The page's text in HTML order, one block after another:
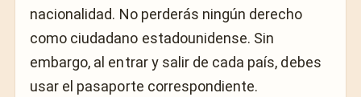
nacionalidad. No perderás ningún derecho
como ciudadano estadounidense. Sin
embargo, al entrar y salir de cada país, debes
usar el pasaporte correspondiente.